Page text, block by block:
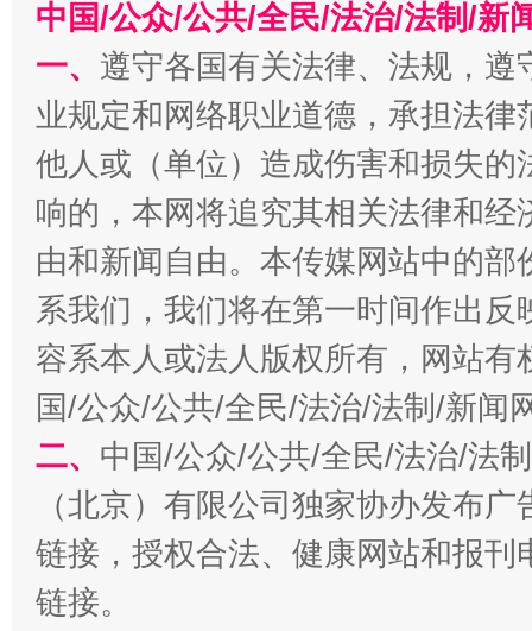
揭批美国五大"原罪" "
解纷+调解+退费，一次搞定
中国/公众/公共/全民/法治/法制/新
一、 遵守各国有关法律、法规，
业规定和网络职业道德，承担法
他人或（单位）造成伤害和损失
响的，本网将追究其相关法律和
由和新闻自由。本传媒网站中的
系我们，我们将在第一时间作出
容系本人或法人版权所有，网站
国/公众/公共/全民/法治/法制/新闻
二、 中国/公众/公共/全民/法治/法
（北京）有限公司独家协办发布
链接，授权合法、健康网站和报
链接。